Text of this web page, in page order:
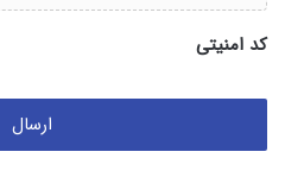
کد امنیتی